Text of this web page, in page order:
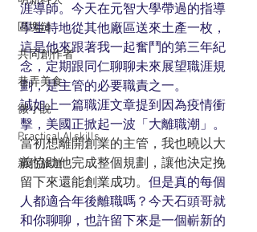
區塊鏈
共同創作者
巷弄美食
微小說
Practical AI skills
新竹旅遊
涯導師。今天在元智大學帶過的指導
學生特地從其他廠區送來土產一枚，
這是他來跟著我一起奮鬥的第三年紀
念，定期跟同仁聊聊未來展望職涯規
劃，是主管的必要職責之一。
誠如上一篇職涯文章提到因為疫情衝
擊，美國正掀起一波「大離職潮」。
當初想離開創業的主管，我也曉以大
義協助他完成整個規劃，讓他決定挽
留下來還能創業成功。 但是真的每個
人都適合年後離職嗎？今天石頭哥就
和你聊聊，也許留下來是一個嶄新的